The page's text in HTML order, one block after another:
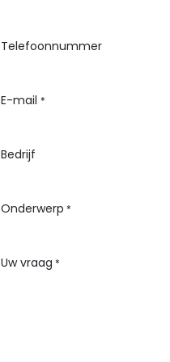
Telefoonnummer
E-mail *
Bedrijf
Onderwerp *
Uw vraag *